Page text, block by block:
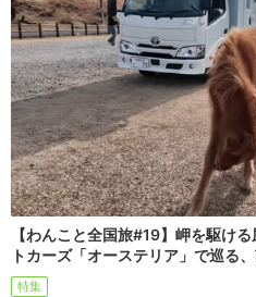
【わんこと全国旅#19】岬を駆け
トカーズ「オーステリア」で巡る
特集